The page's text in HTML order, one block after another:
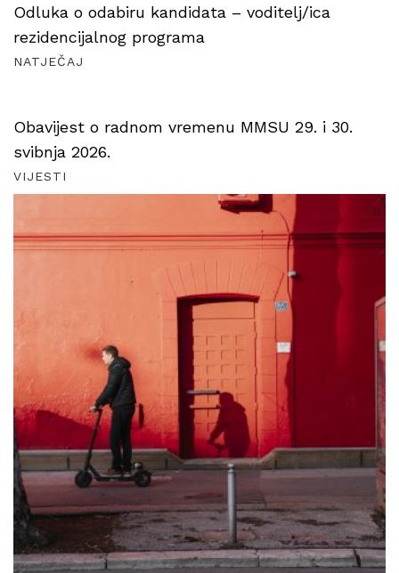
Odluka o odabiru kandidata – voditelj/ica
rezidencijalnog programa
NATJEČAJ
Obavijest o radnom vremenu MMSU 29. i 30.
svibnja 2026.
VIJESTI